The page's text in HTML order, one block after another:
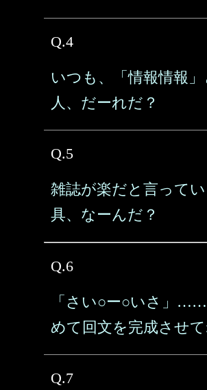
Q.4
いつも、「情報情報」
人、だーれだ？
Q.5
雑誌が楽だと言って
具、なーんだ？
Q.6
「さい○ー○いさ」
めて回文を完成させて
Q.7